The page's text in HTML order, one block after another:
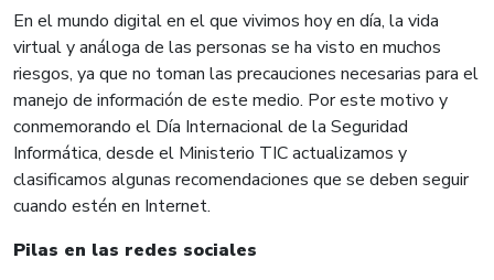
En el mundo digital en el que vivimos hoy en día, la vida
virtual y análoga de las personas se ha visto en muchos
riesgos, ya que no toman las precauciones necesarias para el
manejo de información de este medio. Por este motivo y
conmemorando el Día Internacional de la Seguridad
Informática, desde el Ministerio TIC actualizamos y
clasificamos algunas recomendaciones que se deben seguir
cuando estén en Internet.
Pilas en las redes sociales